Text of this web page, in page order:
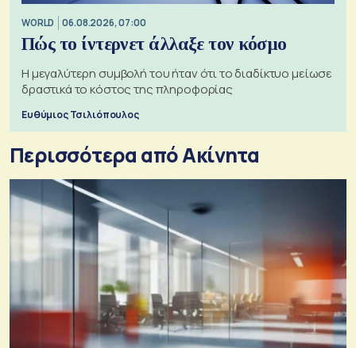
WORLD 06.08.2026, 07:00
Πώς το ίντερνετ άλλαξε τον κόσμο
Η μεγαλύτερη συμβολή του ήταν ότι το διαδίκτυο μείωσε
δραστικά το κόστος της πληροφορίας
Ευθύμιος Τσιλιόπουλος
Περισσότερα από Ακίνητα